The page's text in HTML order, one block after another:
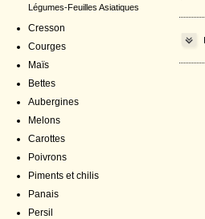
Légumes-Feuilles Asiatiques
Cresson
Courges
Maïs
Bettes
Aubergines
Melons
Carottes
Poivrons
Piments et chilis
Panais
Persil